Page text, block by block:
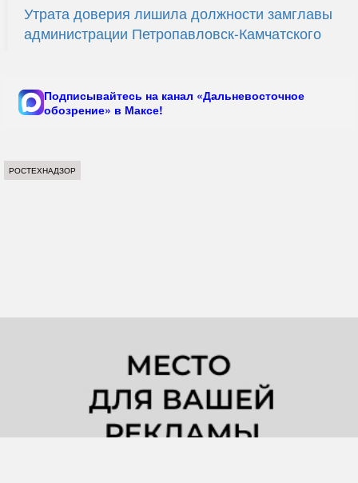
Утрата доверия лишила должности замглавы
администрации Петропавловск-Камчатского
Подписывайтесь на канал «Дальневосточное
обозрение» в Максе!
РОСТЕХНАДЗОР